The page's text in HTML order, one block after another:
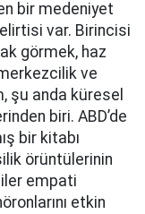
bir medeniyet
var. Birincisi
görmek, haz
ve
şu anda küresel
biri. ABD’de
bir kitabı
örüntülerinin
empati
etkin